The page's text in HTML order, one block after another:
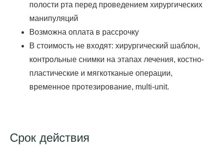
полости рта перед проведением хирургических
манипуляций
Возможна оплата в рассрочку
В стоимость не входят: хирургический шаблон,
контрольные снимки на этапах лечения, костно-
пластические и мягкотканые операции,
временное протезирование, multi-unit.
Срок действия
Стоматологический чекап +
КТ вподарок!
Для взрослых и детей